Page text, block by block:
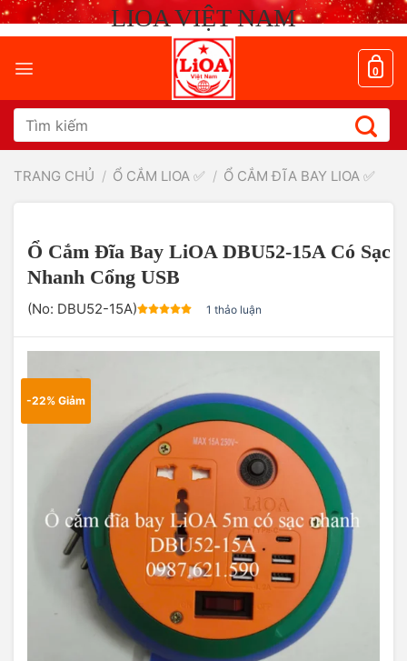
Chuyển
đến
dung
LIOA VIỆT NAM
0
Tìm
kiếm:
TRANG CHỦ / Ổ CẮM LIOA ✅ / Ổ CẮM ĐĨA BAY LIOA ✅
Ổ Cắm Đĩa Bay LiOA DBU52-15A Có Sạc
Nhanh Cổng USB
(No: DBU52-15A) 1 thảo luận
-22% Giảm